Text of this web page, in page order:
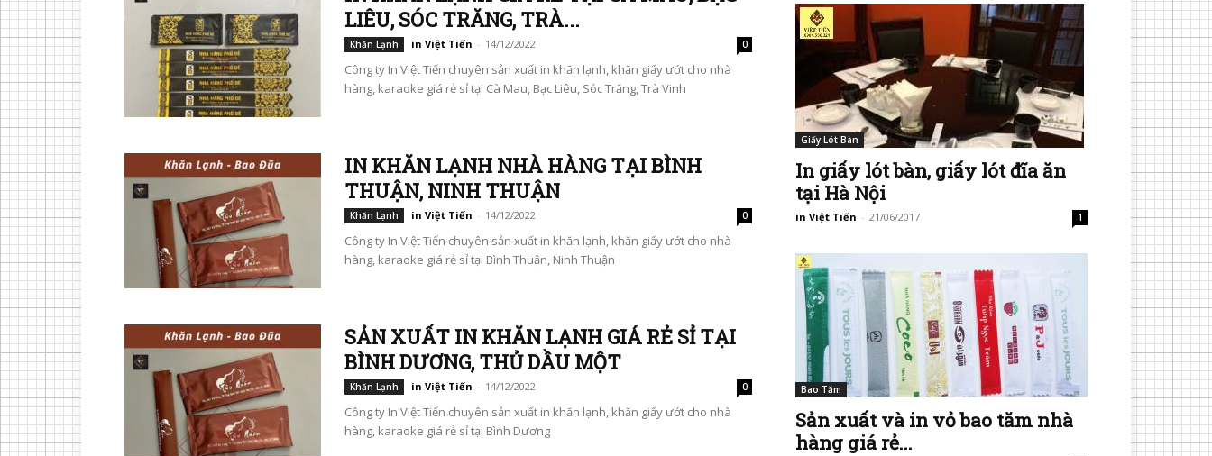
LIÊU, SÓC TRĂNG, TRÀ...
Khăn Lạnh in Việt Tiến - 14/12/2022 0
Công ty In Việt Tiến chuyên sản xuất in khăn lạnh, khăn giấy ướt cho nhà
hàng, karaoke giá rẻ sỉ tại Cà Mau, Bạc Liêu, Sóc Trăng, Trà Vinh
IN KHĂN LẠNH NHÀ HÀNG TẠI BÌNH
THUẬN, NINH THUẬN
Khăn Lạnh in Việt Tiến - 14/12/2022 0
Công ty In Việt Tiến chuyên sản xuất in khăn lạnh, khăn giấy ướt cho nhà
hàng, karaoke giá rẻ sỉ tại Bình Thuận, Ninh Thuận
SẢN XUẤT IN KHĂN LẠNH GIÁ RẺ SỈ TẠI
BÌNH DƯƠNG, THỦ DẦU MỘT
Khăn Lạnh in Việt Tiến - 14/12/2022 0
Công ty In Việt Tiến chuyên sản xuất in khăn lạnh, khăn giấy ướt cho nhà
hàng, karaoke giá rẻ sỉ tại Bình Dương
Giấy Lót Bàn
In giấy lót bàn, giấy lót đĩa ăn
tại Hà Nội
in Việt Tiến - 21/06/2017 1
Bao Tăm
Sản xuất và in vỏ bao tăm nhà
hàng giá rẻ...